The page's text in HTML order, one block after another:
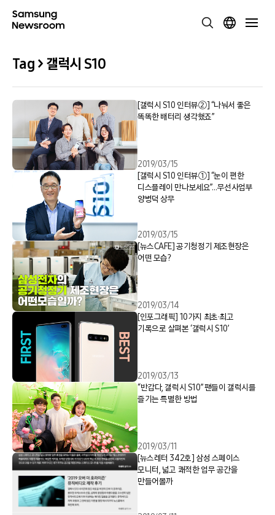
Tag > 갤럭시 S10
[갤럭시 S10 인터뷰②] “나눠서 좋은
똑똑한 배터리 생각했죠”
2019/03/15
[갤럭시 S10 인터뷰①] “눈이 편한
디스플레이 만나보세요”…무선사업부
양병덕 상무
2019/03/15
[뉴스CAFE] 공기청정기 제조현장은
어떤 모습?
2019/03/14
[인포그래픽] 10가지 최초·최고
기록으로 살펴본 ‘갤럭시 S10’
2019/03/13
“반갑다, 갤럭시 S10” 팬들이 갤럭시를
즐기는 특별한 방법
2019/03/11
[뉴스레터 342호] 삼성 스페이스
모니터, 넓고 쾌적한 업무 공간을
만들어볼까